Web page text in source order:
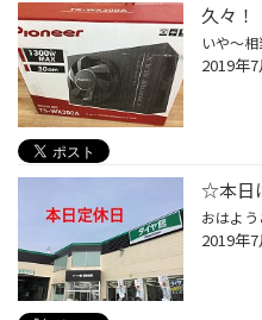
久々！
2019年
☆本日
2019年